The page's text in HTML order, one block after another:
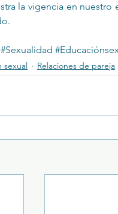
la vigencia en
#Sexualidad
sexual Relaciones de pareja